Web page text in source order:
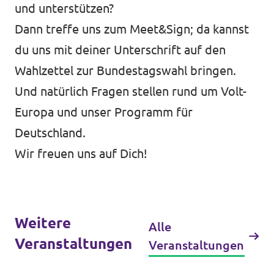
Transparenz
Datenschutz
und unterstützen?
Dann treffe uns zum Meet&Sign; da kannst
du uns mit deiner Unterschrift auf den
Wahlzettel zur Bundestagswahl bringen.
Und natürlich Fragen stellen rund um Volt-
Europa und unser Programm für
Deutschland.
Wir freuen uns auf Dich!
Weitere
Veranstaltungen
Alle
Veranstaltungen